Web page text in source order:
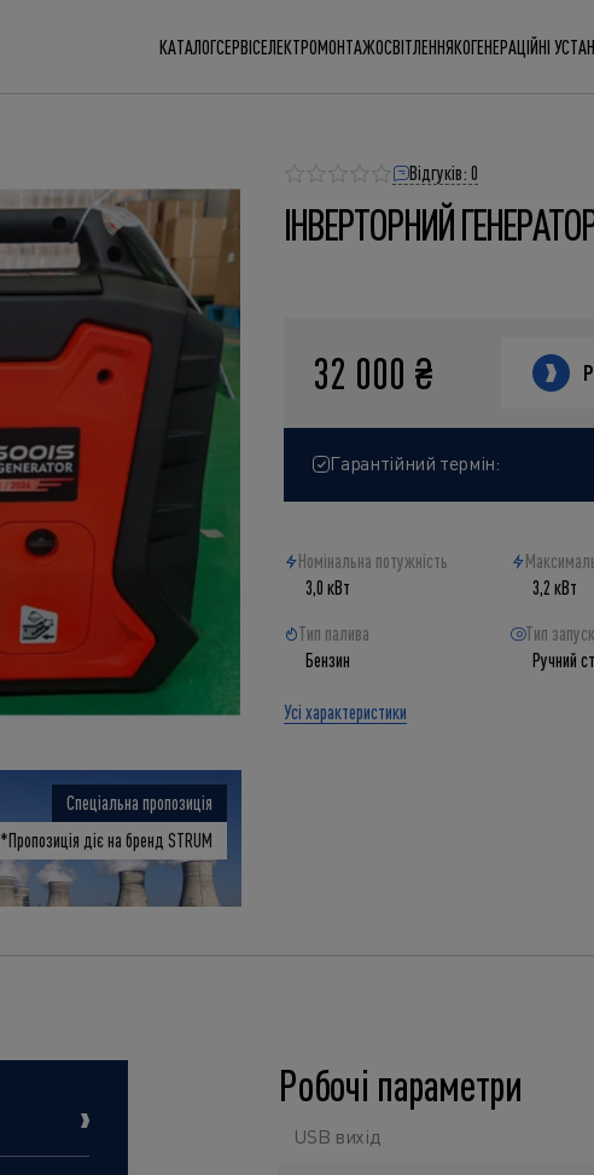
КАТАЛОГСЕРВІСЕЛЕКТРОМОНТАЖОСВІТЛЕННЯКОГЕНЕРАЦІЙНІ
Спеціальна пропозиція
*Пропозиція діє на бренд STRUM
Відгуків: 0
ІНВЕРТОРНИЙ
32 000 ₴
Гарантійний термін:
Номінальна потужність
3,0 кВт
3,2 кВт
Тип палива
Бензин
Тип
Ручний
Усі характеристики
Робочі параметри
USB вихід